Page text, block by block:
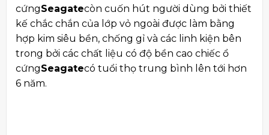
cứngSeagatecòn cuốn hút người dùng bởi thiết
kế chắc chắn của lớp vỏ ngoài được làm bằng
hợp kim siêu bền, chống gỉ và các linh kiện bên
trong bởi các chất liệu có độ bền cao chiếc ổ
cứngSeagatecó tuổi thọ trung bình lên tới hơn
6 năm.